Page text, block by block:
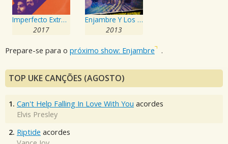
Imperfecto Extraño
2017
Enjambre Y Los Huéspedes Del Orbe
2013
Prepare-se para o próximo show: Enjambre .
TOP UKE CANÇÕES (AGOSTO)
1. Can't Help Falling In Love With You acordes
Elvis Presley
2. Riptide acordes